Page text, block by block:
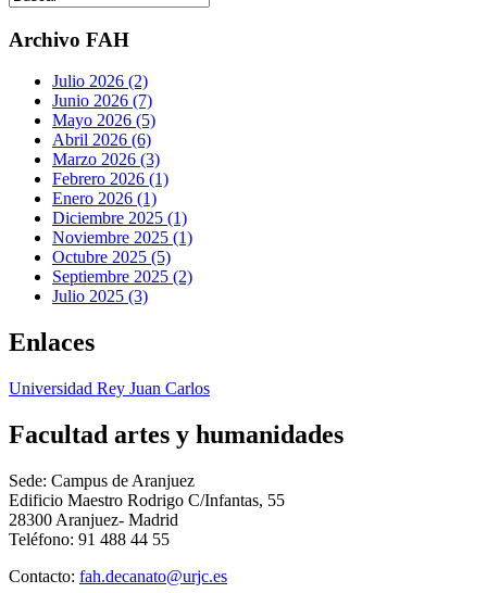
Archivo FAH
Julio 2026 (2)
Junio 2026 (7)
Mayo 2026 (5)
Abril 2026 (6)
Marzo 2026 (3)
Febrero 2026 (1)
Enero 2026 (1)
Diciembre 2025 (1)
Noviembre 2025 (1)
Octubre 2025 (5)
Septiembre 2025 (2)
Julio 2025 (3)
Enlaces
Universidad Rey Juan Carlos
Facultad artes y humanidades
Sede: Campus de Aranjuez
Edificio Maestro Rodrigo C/Infantas, 55
28300 Aranjuez- Madrid
Teléfono: 91 488 44 55
Contacto: fah.decanato@urjc.es